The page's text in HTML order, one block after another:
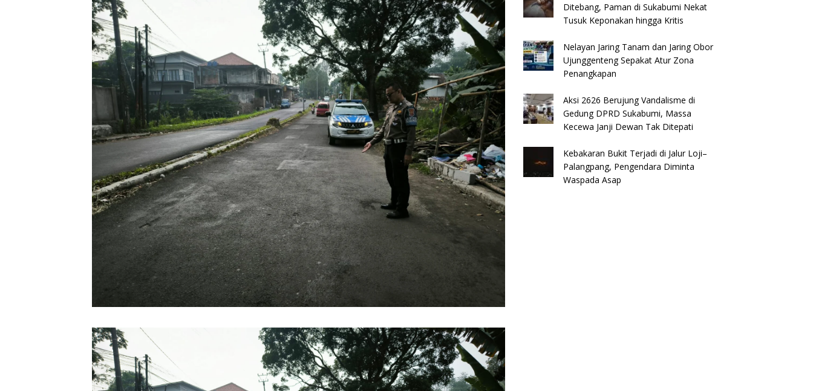
Ditebang, Paman di Sukabumi Nekat
Tusuk Keponakan hingga Kritis
Nelayan Jaring Tanam dan Jaring Obor
Ujunggenteng Sepakat Atur Zona
Penangkapan
​Aksi 2626 Berujung Vandalisme di
Gedung DPRD Sukabumi, Massa
Kecewa Janji Dewan Tak Ditepati
Kebakaran Bukit Terjadi di Jalur Loji–
Palangpang, Pengendara Diminta
Waspada Asap